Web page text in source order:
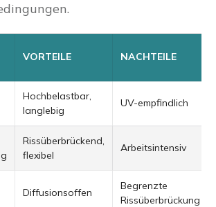
VORTEILE NACHTEILE
Hochbelastbar,
langlebig
UV-empfindlich
Rissüberbrückend,
flexibel
Arbeitsintensiv
Diffusionsoffen
Begrenzte
Rissüberbrückung